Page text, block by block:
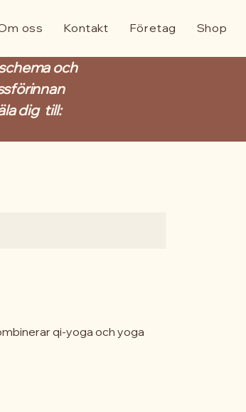
oss Kontakt Företag Shop
och
dig till:
qi-yoga och yoga